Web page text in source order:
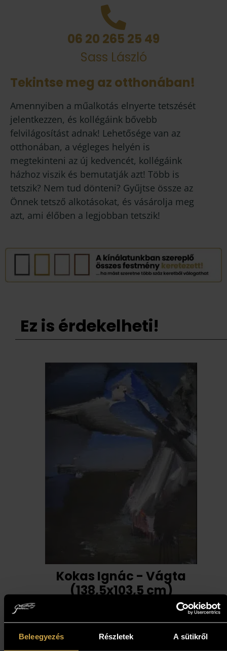
Beleegyezés Részletek A sütikről
06 20 265 25 49
Sass László
Tekintse meg az otthonában!
Amennyiben a műalkotás elnyerte tetszését
jelentkezzen, és kollégáink bővebb
felvilágosítást adnak! Lehetősége van az
otthonában, a végleges helyén is
megtekinteni az új kedvencét, kollégáink
házhoz viszik és bemutatják azt! Több is
tetszik? Nem tud dönteni? Gyűjtse össze az
Önnek tetsző alkotásokat, és vásárolja meg
azt, ami élőben a legjobban tetszik!
Ez is érdekelheti!
Kokas Ignác - Vágta
(138,5x103,5 cm)